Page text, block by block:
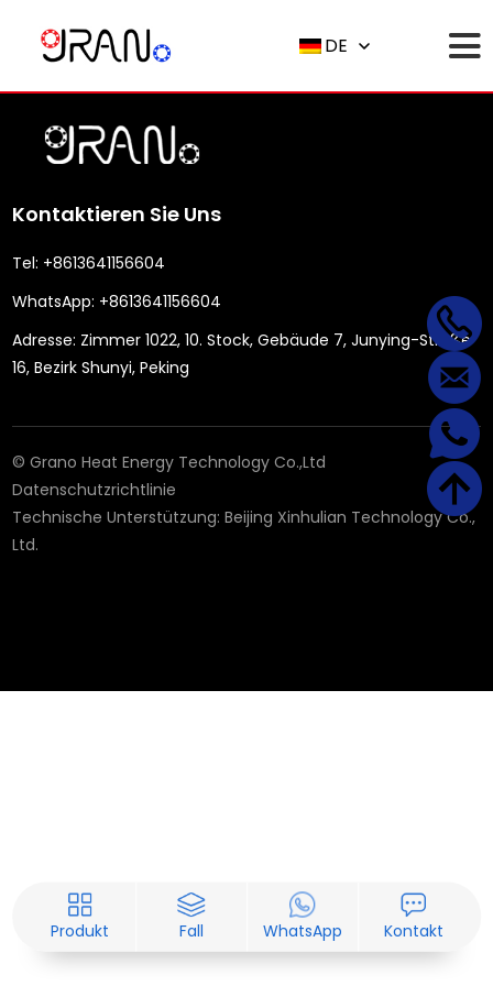
DE
Kontaktieren Sie Uns
Tel: +8613641156604
WhatsApp: +8613641156604
Adresse: Zimmer 1022, 10. Stock, Gebäude 7, Junying-Straße
16, Bezirk Shunyi, Peking
© Grano Heat Energy Technology Co.,Ltd
Datenschutzrichtlinie
Technische Unterstützung:Beijing Xinhulian Technology Co.,
Ltd.
Produkt Fall WhatsApp Kontakt